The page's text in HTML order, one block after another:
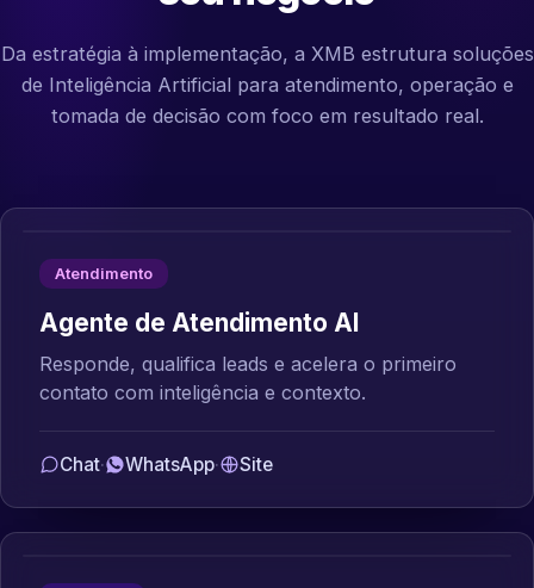
Da estratégia à implementação, a XMB estrutura soluções
de Inteligência Artificial para atendimento, operação e
tomada de decisão com foco em resultado real.
Atendimento
Agente de Atendimento AI
Responde, qualifica leads e acelera o primeiro
contato com inteligência e contexto.
Chat· WhatsApp· Site